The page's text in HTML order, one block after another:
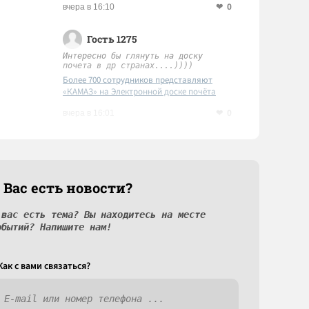
вчера в 16:10 0
Гость 1275
Интересно бы глянуть на доску
почета в др странах....))))
Более 700 сотрудников представляют
«КАМАЗ» на Электронной доске почёта
есть новости?
есть тема? Вы находитесь на месте
Напишите нам!
c вами связаться?